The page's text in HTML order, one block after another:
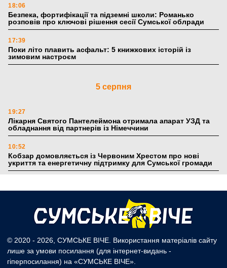
18:06
Безпека, фортифікації та підземні школи: Романько
розповів про ключові рішення сесії Сумської облради
17:39
Поки літо плавить асфальт: 5 книжкових історій із
зимовим настроєм
5 серпня
19:27
Лікарня Святого Пантелеймона отримала апарат УЗД та
обладнання від партнерів із Німеччини
10:52
Кобзар домовляється із Червоним Хрестом про нові
укриття та енергетичну підтримку для Сумської громади
Понад 8 мільйонів книжок згоріли. Як допомогти «Ранку»
та іншим видавництвам відновитися
20:41
Пенсійний фонд Сумщини спрямував 0,2 млрд грн на
© 2020 - 2026, СУМСЬКЕ ВІЧЕ. Використання матеріалів сайту
лише за умови посилання (для інтернет-видань -
гіперпосилання) на «СУМСЬКЕ ВІЧЕ».